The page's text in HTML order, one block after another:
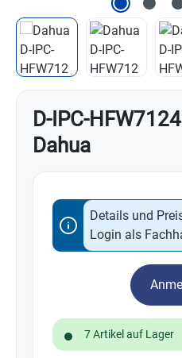
D-IPC-
Dahua
Details und
Login als
7 Artikel auf Lager